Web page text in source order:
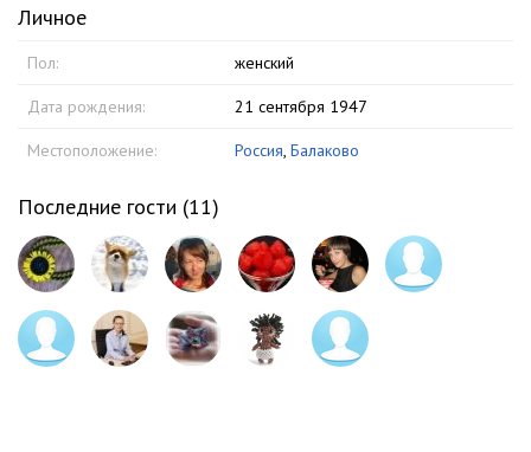
Личное
Пол: женский
Дата рождения: 21 сентября 1947
Местоположение: Россия Балаково
Последние гости (11)